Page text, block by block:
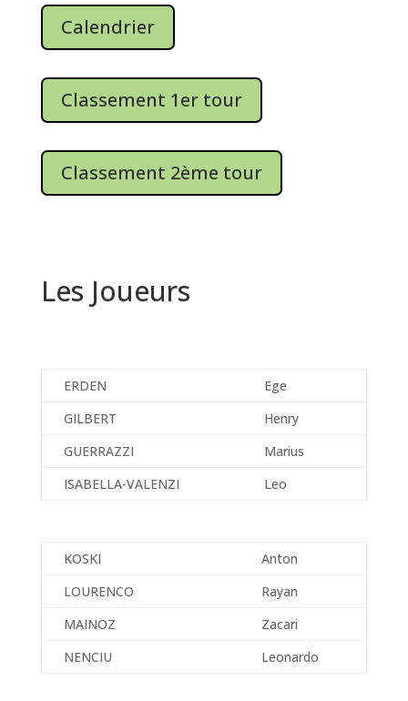
Calendrier
Classement 1er tour
Classement 2ème tour
Les Joueurs
ERDEN
Ege
GILBERT
Henry
GUERRAZZI
Marius
ISABELLA-VALENZI
Leo
KOSKI
Anton
LOURENCO
Rayan
MAINOZ
Zacari
NENCIU
Leonardo